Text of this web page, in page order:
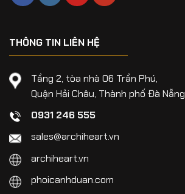
THÔNG TIN LIÊN HỆ
Tầng 2, tòa nhà 06 Trần Phú,
Quận Hải Châu, Thành phố Đà Nẵng
0931 246 555
sales@archiheart.vn
archiheart.vn
phoicanhduan.com